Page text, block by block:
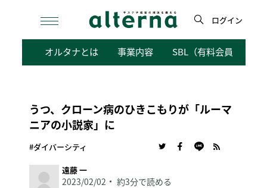
検
ログイン
オルタナとは 事業内容 SBL（有料会員向けサ
うつ、クローン病のひきこもりが「ルーマ
ニアの小説家」に
#ダイバーシティ
遠藤 一
2023/02/02 約3分で読める